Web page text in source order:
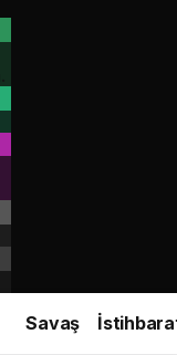
Savaş
sinir